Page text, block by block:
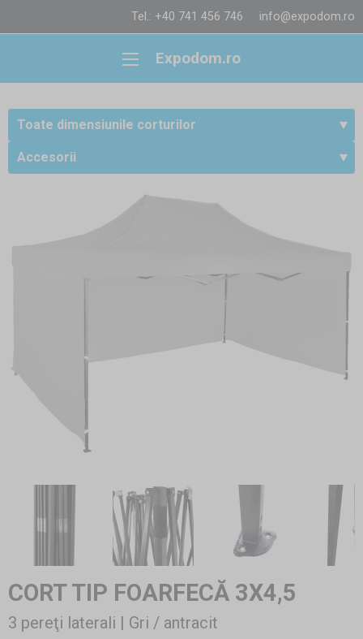
Tel.: +40 741 456 746 info@expodom.ro
Expodom.ro
Toate dimensiunile corturilor
Accesorii
CORT TIP FOARFECĂ 3X4,5
3 pereţi laterali | Gri / antracit